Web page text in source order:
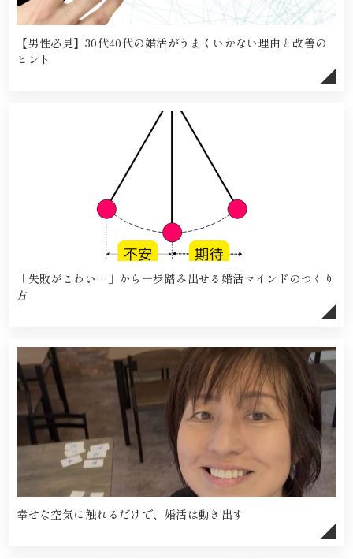
【男性必見】30代40代の婚活がうまくいかない理由と改善の
ヒント
「失敗がこわい…」から一歩踏み出せる婚活マインドのつくり
方
幸せな空気に触れるだけで、婚活は動き出す